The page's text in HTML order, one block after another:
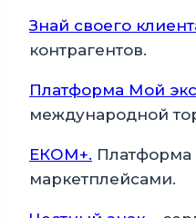
Знай своего
контрагентов.
Платформа Мой
международной
ЕКОМ+. Платформа
маркетплейсами.